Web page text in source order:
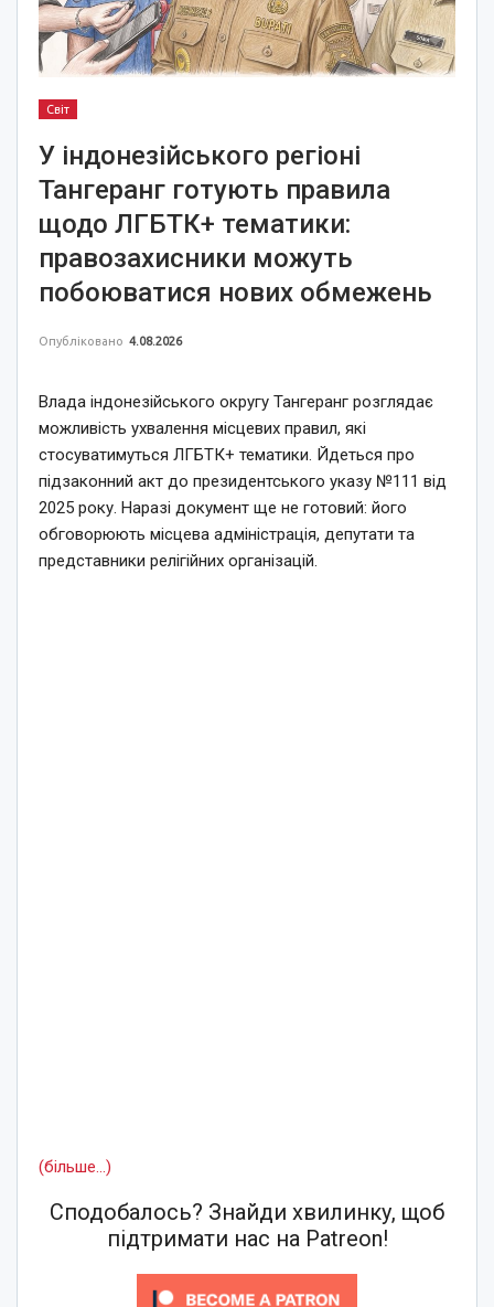
Світ
У індонезійського регіоні
Тангеранг готують правила
щодо ЛГБТК+ тематики:
правозахисники можуть
побоюватися нових обмежень
Опубліковано 4.08.2026
Влада індонезійського округу Тангеранг розглядає
можливість ухвалення місцевих правил, які
стосуватимуться ЛГБТК+ тематики. Йдеться про
підзаконний акт до президентського указу №111 від
2025 року. Наразі документ ще не готовий: його
обговорюють місцева адміністрація, депутати та
представники релігійних організацій.
(більше…)
Сподобалось? Знайди хвилинку, щоб
підтримати нас на Patreon!